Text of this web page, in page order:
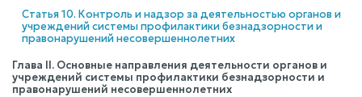
Статья 10. Контроль и надзор за деятельностью органов и
учреждений системы профилактики безнадзорности и
правонарушений несовершеннолетних
Глава II. Основные направления деятельности органов и
учреждений системы профилактики безнадзорности и
правонарушений несовершеннолетних